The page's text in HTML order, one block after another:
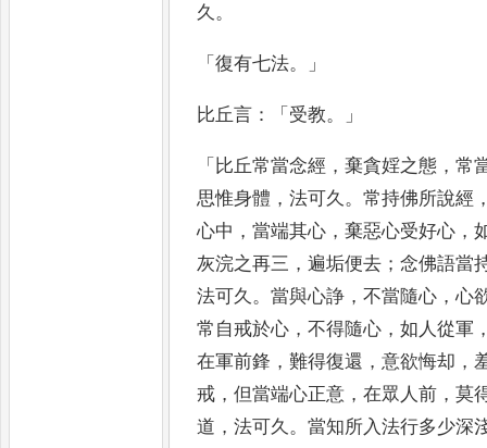
久。
「復有七法。」
比丘言 ：「 受教。」
「 比丘常當念經 ，棄貪婬之態 ，常
思惟身體 ，法可久。常持佛所說經
心中 ，當端其心 ，棄惡心受好心 ，
灰浣之再三 ，遍垢便去 ；念佛語當
法可久。當與心諍 ，不當隨心 ，心
常自戒於心 ，不得隨心 ，如人從軍
在軍前鋒 ，難得復還 ，意欲悔却 ，
戒 ，但當端心正意 ，在眾人前 ，莫
道 ，法可久。當知所入法行多少深